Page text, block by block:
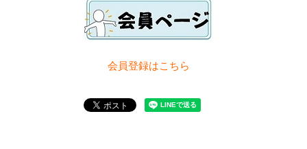
会員登録はこちら